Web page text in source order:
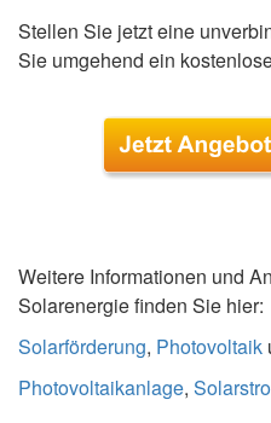
Stellen Sie jetzt eine
Sie umgehend ein
Weitere Informationen und
Solarenergie finden Sie hier:
Solarförderung, Photovoltaik
Photovoltaikanlage,